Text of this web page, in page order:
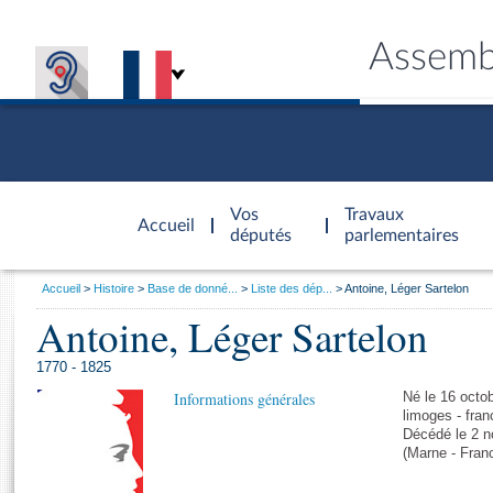
Accueil
d'accueil
Vos
députés
Travaux
parlementaires
Vous
Accueil Histoire Base de donné... Liste des dép... Antoine, Léger Sartelon
Antoine, Léger Sartelon
1770 - 1825
Informations générales
Né le 16
limoges -
Décédé le 2
(Marne -